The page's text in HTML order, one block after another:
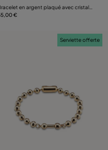
en argent plaqué avec cristal
€
Serviette offerte